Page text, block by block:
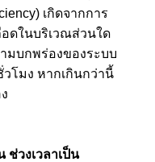
เกิดจากการ
อดในบริเวณส่วนใด
มบกพร่องของระบบ
โมง หากเกินกว่านี้
ช่วงเวลาเป็น